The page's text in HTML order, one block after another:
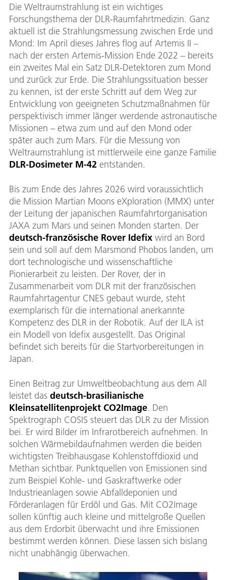
Die Weltraumstrahlung ist ein wichtiges
Forschungsthema der DLR-Raumfahrtmedizin. Ganz
aktuell ist die Strahlungsmessung zwischen Erde und
Mond: Im April dieses Jahres flog auf Artemis II –
nach der ersten Artemis-Mission Ende 2022 – bereits
ein zweites Mal ein Satz DLR-Detektoren zum Mond
und zurück zur Erde. Die Strahlungssituation besser
zu kennen, ist der erste Schritt auf dem Weg zur
Entwicklung von geeigneten Schutzmaßnahmen für
perspektivisch immer länger werdende astronautische
Missionen – etwa zum und auf den Mond oder
später auch zum Mars. Für die Messung von
Weltraumstrahlung ist mittlerweile eine ganze Familie
DLR-Dosimeter M-42 entstanden.
Bis zum Ende des Jahres 2026 wird voraussichtlich
die Mission Martian Moons eXploration (MMX) unter
der Leitung der japanischen Raumfahrtorganisation
JAXA zum Mars und seinen Monden starten. Der
deutsch-französische Rover Idefix wird an Bord
sein und soll auf dem Marsmond Phobos landen, um
dort technologische und wissenschaftliche
Pionierarbeit zu leisten. Der Rover, der in
Zusammenarbeit vom DLR mit der französischen
Raumfahrtagentur CNES gebaut wurde, steht
exemplarisch für die international anerkannte
Kompetenz des DLR in der Robotik. Auf der ILA ist
ein Modell von Idefix ausgestellt. Das Original
befindet sich bereits für die Startvorbereitungen in
Japan.
Einen Beitrag zur Umweltbeobachtung aus dem All
leistet das deutsch-brasilianische
Kleinsatellitenprojekt CO2Image. Den
Spektrograph COSIS steuert das DLR zu der Mission
bei. Er wird Bilder im Infrarotbereich aufnehmen. In
solchen Wärmebildaufnahmen werden die beiden
wichtigsten Treibhausgase Kohlenstoffdioxid und
Methan sichtbar. Punktquellen von Emissionen sind
zum Beispiel Kohle- und Gaskraftwerke oder
Industrieanlagen sowie Abfalldeponien und
Förderanlagen für Erdöl und Gas. Mit CO2Image
sollen künftig auch kleine und mittelgroße Quellen
aus dem Erdorbit überwacht und ihre Emissionen
bestimmt werden können. Diese lassen sich bislang
nicht unabhängig überwachen.